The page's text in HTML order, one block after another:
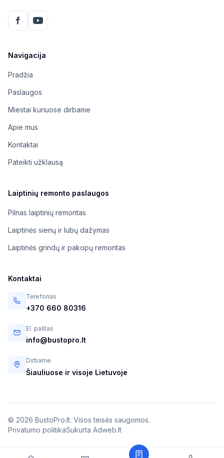
Navigacija
Pradžia
Paslaugos
Miestai kuriuose dirbame
Apie mus
Kontaktai
Pateikti užklausą
Laiptinių remonto paslaugos
Pilnas laiptinių remontas
Laiptinės sienų ir lubų dažymas
Laiptinės grindų ir pakopų remontas
Kontaktai
Telefonas
+370 660 80316
El. paštas
info@bustopro.lt
Dirbame
Šiauliuose ir visoje Lietuvoje
© 2026 BustoPro.lt. Visos teisės saugomos.
Privatumo politikaSukurta Adweb.lt